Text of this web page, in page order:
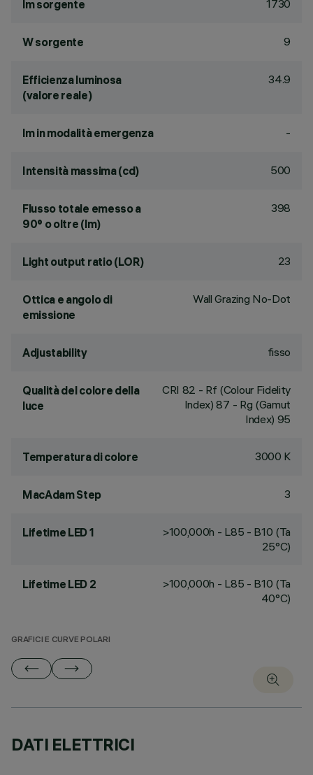
lm sorgente 1730
W sorgente 9
Efficienza luminosa
(valore reale)
34.9
lm in modalità emergenza -
Intensità massima (cd) 500
Flusso totale emesso a
90° o oltre (lm)
398
Light output ratio (LOR) 23
Ottica e angolo di
emissione
Wall Grazing No-Dot
Adjustability fisso
Qualità del colore della
luce
CRI 82 - Rf (Colour Fidelity
Index) 87 - Rg (Gamut
Index) 95
Temperatura di colore 3000 K
MacAdam Step 3
Lifetime LED 1
>100,000h - L85 - B10 (Ta
25°C)
Lifetime LED 2
>100,000h - L85 - B10 (Ta
40°C)
GRAFICI E CURVE POLARI
DATI ELETTRICI